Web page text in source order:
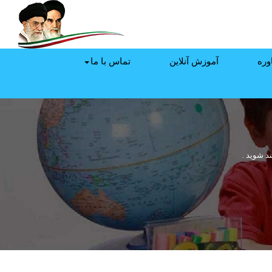
آموزش آنلاین تماس با ما
شوید .